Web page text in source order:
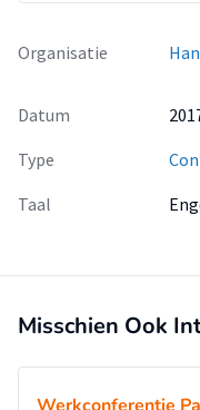
Organisatie
Datum
Type
Taal
Misschien Ook